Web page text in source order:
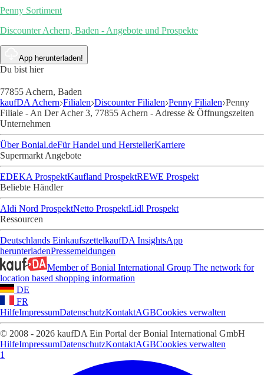
Penny Sortiment
Discounter Achern, Baden - Angebote und Prospekte
App herunterladen!
Du bist hier
77855 Achern, Baden
kaufDA Achern Filialen Discounter Filialen Penny Filialen Penny
Filiale - An Der Acher 3, 77855 Achern - Adresse & Öffnungszeiten
Unternehmen
Über Bonial.deFür Handel und HerstellerKarriere
Supermarkt Angebote
EDEKA ProspektKaufland ProspektREWE Prospekt
Beliebte Händler
Aldi Nord ProspektNetto ProspektLidl Prospekt
Ressourcen
Deutschlands EinkaufszettelkaufDA InsightsApp
herunterladenPressemeldungen
Member of Bonial International Group The network for
location based shopping information
DE
FR
HilfeImpressumDatenschutzKontaktAGBCookies verwalten
© 2008 - 2026 kaufDA Ein Portal der Bonial International GmbH
HilfeImpressumDatenschutzKontaktAGBCookies verwalten
1